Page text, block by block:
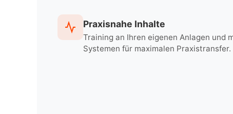
Praxisnahe Inhalte
Training an Ihren eigenen Anlagen und
Systemen für maximalen Praxistransfer.